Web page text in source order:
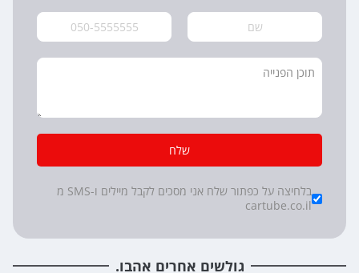
שלח
Checkboxes
*
בלחיצה על כפתור שלח אני מסכים לקבל מיילים ו-SMS מ
cartube.co.il
גולשים אחרים אהבו.